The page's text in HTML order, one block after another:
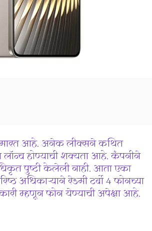
मारत आहे. अनेक लीक्सने कथित
लॉन्च होण्याची शक्यता आहे. कंपनीने
पुष्टी केलेली नाही. आता एका
अधिकाऱ्याने रेडमी टर्बो 4 फोनच्या
म्हणून फोन येण्याची अपेक्षा आहे.